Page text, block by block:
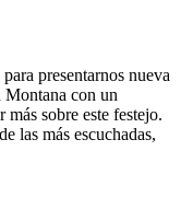
presentarnos nueva
Montana con un
sobre este festejo.
las más escuchadas,